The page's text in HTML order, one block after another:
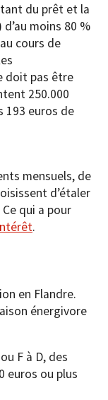
du prêt et la
moins 80 %
cours de
doit pas être
250.000
193 euros de
mensuels, de
d’étaler
qui a pour
.
en Flandre.
énergivore
F à D, des
euros ou plus